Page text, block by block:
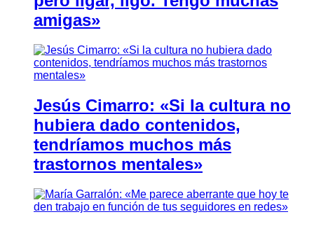
amigas»
Jesús Cimarro: «Si la cultura no
hubiera dado contenidos,
tendríamos muchos más
trastornos mentales»